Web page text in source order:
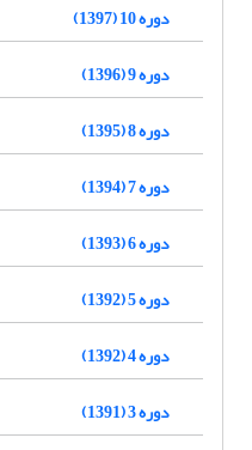
دوره 10 (1397)
دوره 9 (1396)
دوره 8 (1395)
دوره 7 (1394)
دوره 6 (1393)
دوره 5 (1392)
دوره 4 (1392)
دوره 3 (1391)